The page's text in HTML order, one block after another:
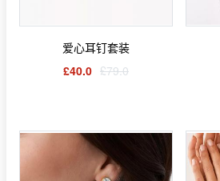
爱心耳钉套装
£40.0 £79.0